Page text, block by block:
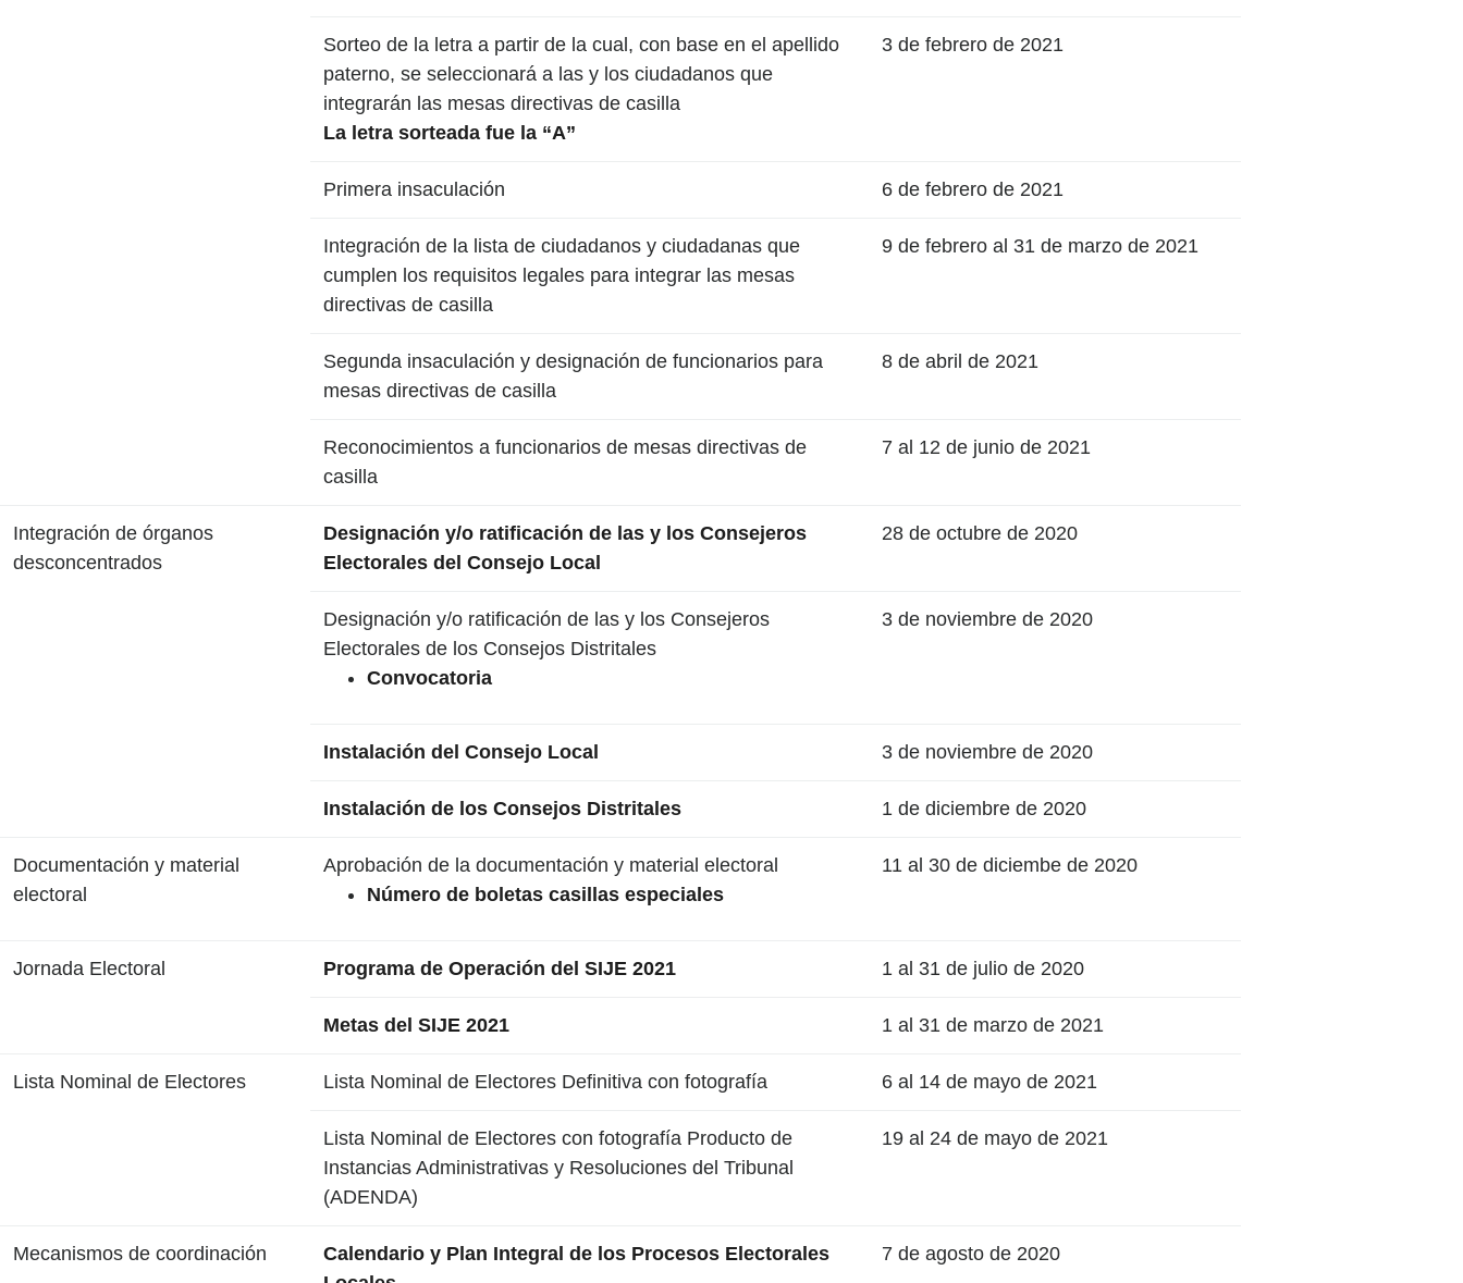
Sorteo de la letra a partir de la cual, con base en el apellido
paterno, se seleccionará a las y los ciudadanos que
integrarán las mesas directivas de casilla
La letra sorteada fue la “A”
3 de febrero de 2021
Primera insaculación 6 de febrero de 2021
Integración de la lista de ciudadanos y ciudadanas que
cumplen los requisitos legales para integrar las mesas
directivas de casilla
9 de febrero al 31 de marzo de 2021
Segunda insaculación y designación de funcionarios para
mesas directivas de casilla
8 de abril de 2021
Reconocimientos a funcionarios de mesas directivas de
casilla
7 al 12 de junio de 2021
Integración de órganos
desconcentrados
Designación y/o ratificación de las y los Consejeros
Electorales del Consejo Local
28 de octubre de 2020
Designación y/o ratificación de las y los Consejeros
Electorales de los Consejos Distritales
Convocatoria
3 de noviembre de 2020
Instalación del Consejo Local 3 de noviembre de 2020
Instalación de los Consejos Distritales 1 de diciembre de 2020
Documentación y material
electoral
Aprobación de la documentación y material electoral
Número de boletas casillas especiales
11 al 30 de diciembe de 2020
Jornada Electoral Programa de Operación del SIJE 2021 1 al 31 de julio de 2020
Metas del SIJE 2021 1 al 31 de marzo de 2021
Lista Nominal de Electores Lista Nominal de Electores Definitiva con fotografía 6 al 14 de mayo de 2021
Lista Nominal de Electores con fotografía Producto de
Instancias Administrativas y Resoluciones del Tribunal
(ADENDA)
19 al 24 de mayo de 2021
Mecanismos de coordinación
Calendario y Plan Integral de los Procesos Electorales
7 de agosto de 2020